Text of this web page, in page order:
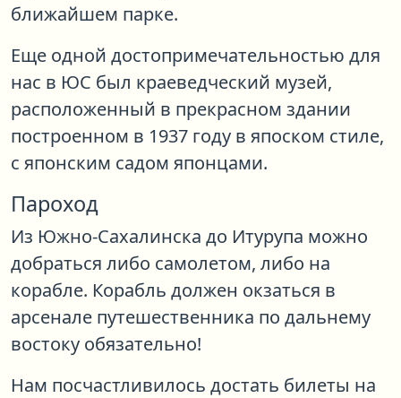
ближайшем парке.
Еще одной достопримечательностью для
нас в ЮС был краеведческий музей,
расположенный в прекрасном здании
построенном в 1937 году в япоском стиле,
с японским садом японцами.
Пароход
Из Южно-Сахалинска до Итурупа можно
добраться либо самолетом, либо на
корабле. Корабль должен окзаться в
арсенале путешественника по дальнему
востоку обязательно!
Нам посчастливилось достать билеты на